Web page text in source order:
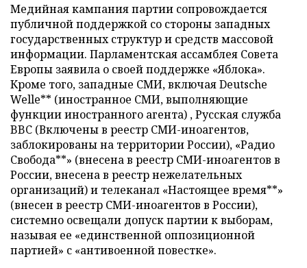
Медийная кампания партии сопровождается
публичной поддержкой со стороны западных
государственных структур и средств массовой
информации. Парламентская ассамблея Совета
Европы заявила о своей поддержке «Яблока».
Кроме того, западные СМИ, включая Deutsche
Welle** (иностранное СМИ, выполняющие
функции иностранного агента) , Русская служба
BBC (Включены в реестр СМИ-иноагентов,
заблокированы на территории России), «Радио
Свобода**» (внесена в реестр СМИ-иноагентов в
России, внесена в реестр нежелательных
организаций) и телеканал «Настоящее время**»
(внесен в реестр СМИ-иноагентов в России),
системно освещали допуск партии к выборам,
называя ее «единственной оппозиционной
партией» с «антивоенной повестке».